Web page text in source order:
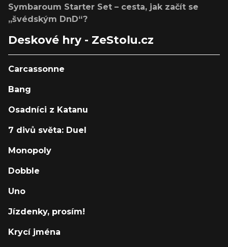
Symbaroum Starter Set – cesta, jak začít se
„švédským DnD“?
Deskové hry - ZeStolu.cz
Carcassonne
Bang
Osadníci z Katanu
7 divů světa: Duel
Monopoly
Dobble
Uno
Jízdenky, prosím!
Krycí jména